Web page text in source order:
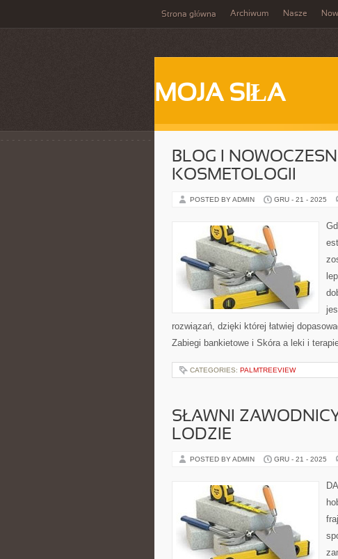
Strona główna Archiwum Nasze
MOJA SIŁA
BLOG I
KOSMETOLOGII
POSTED BY ADMIN GRU - 21 - 2025
rozwiązań, dzięki której łatwiej
Zabiegi bankietowe i Skóra a leki i
CATEGORIES: PALMTREEVIEW
SŁAWNI
LODZIE
POSTED BY ADMIN GRU - 21 - 2025